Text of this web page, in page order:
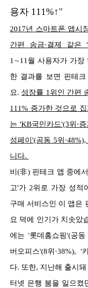
용자 111%↑"
2017년 스마트폰 앱시
간편 송금·결제 같은
1∼11월 사용자가 가장
한 결과를 보면 핀테
요. 성장률 1위인 간편
111% 증가한 것으로
는 'KB국민카드'(3위·
성페이'(공동 5위
니다.
비(非) 핀테크 앱 중에
고'가 2위로 가장 성적
구매 서비스인 이 앱은
요 덕에 인기가 치솟았
에는 '롯데홈쇼핑'(공동
버오피스'(8위·38%), '
다. 또한, 지난해 출시
터넷 은행 붐을 일으켰